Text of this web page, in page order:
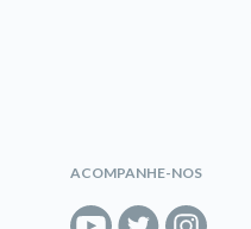
ACOMPANHE-NOS